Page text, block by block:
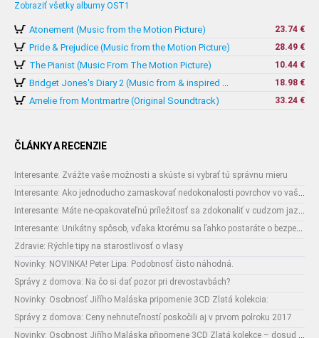
Zobraziť všetky albumy OST1
Atonement (Music from the Motion Picture) 23.74 €
Pride & Prejudice (Music from the Motion Picture) 28.49 €
The Pianist (Music From The Motion Picture)
10.44 €
Bridget Jones's Diary 2 (Music from & inspired by The Motion Picture)
18.98 €
Amelie from Montmartre (Original Soundtrack) 33.24 €
ČLÁNKY A RECENZIE
Interesante: Zvážte vaše možnosti a skúste si vybrať tú správnu mieru
Interesante: Ako jednoducho zamaskovať nedokonalosti povrchov vo vašom interiéri
Interesante: Máte ne-opakovateľnú príležitosť sa zdokonaliť v cudzom jazyku
Interesante: Unikátny spôsob, vďaka ktorému sa ľahko postaráte o bezpečnosť vašich zásielok
Zdravie: Rýchle tipy na starostlivosť o vlasy
Novinky: NOVINKA! Peter Lipa: Podobnosť čisto náhodná.
Správy z domova: Na čo si dať pozor pri drevostavbách?
Novinky: Osobnosť Jiřího Maláska pripomenie 3CD Zlatá kolekcia:
Správy z domova: Ceny nehnuteľností poskočili aj v prvom polroku 2017
Novinky: Osobnost Jiřího Maláska připomene 3CD Zlatá kolekce – dosud nejobsáhlejší soubor nahrávek legendárního umělce!